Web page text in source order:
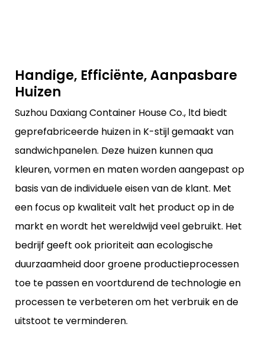
Handige, Efficiënte, Aanpasbare
Huizen
Suzhou Daxiang Container House Co., ltd biedt
geprefabriceerde huizen in K-stijl gemaakt van
sandwichpanelen. Deze huizen kunnen qua
kleuren, vormen en maten worden aangepast op
basis van de individuele eisen van de klant. Met
een focus op kwaliteit valt het product op in de
markt en wordt het wereldwijd veel gebruikt. Het
bedrijf geeft ook prioriteit aan ecologische
duurzaamheid door groene productieprocessen
toe te passen en voortdurend de technologie en
processen te verbeteren om het verbruik en de
uitstoot te verminderen.